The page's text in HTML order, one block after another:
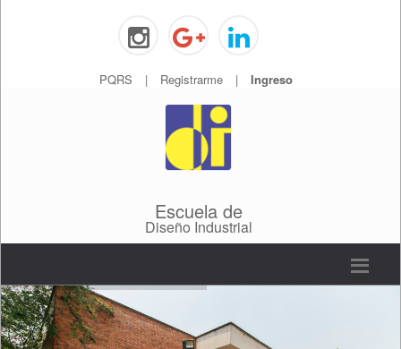
PQRS | Registrarme | Ingreso
Escuela de
Diseño Industrial